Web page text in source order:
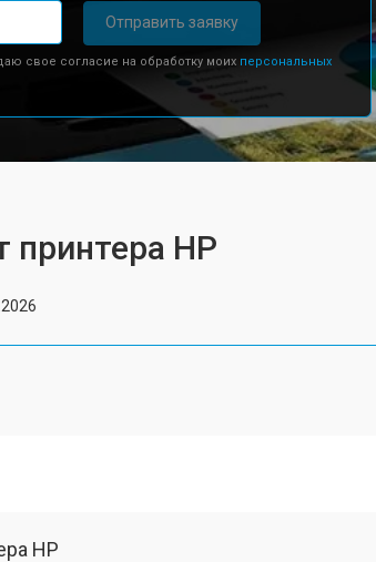
Отправить заявку
свое согласие на обработку моих персональных
HP
HP